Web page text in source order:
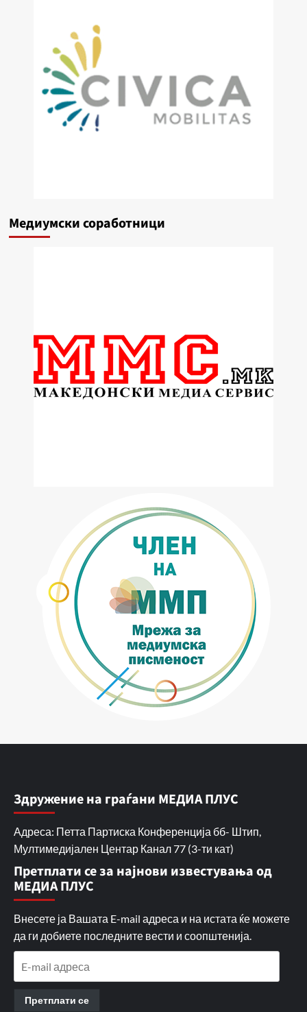
Медиумски соработници
Здружение на граѓани МЕДИА ПЛУС
Адреса: Петта Партиска Конференција бб- Штип,
Мултимедијален Центар Канал 77 (3-ти кат)
Претплати се за најнови известувања од
МЕДИА ПЛУС
Внесете ја Вашата E-mail адреса и на истата ќе можете
да ги добиете последните вести и соопштенија.
Претплати се